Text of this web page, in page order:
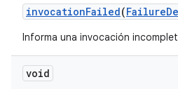
invocationFailed(Failure
Informa una invocación
void